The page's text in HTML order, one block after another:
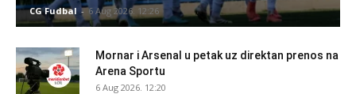
CG Fudbal - 6 Aug 2026. 12:26
Mornar i Arsenal u petak uz direktan prenos na
Arena Sportu
6 Aug 2026. 12:20